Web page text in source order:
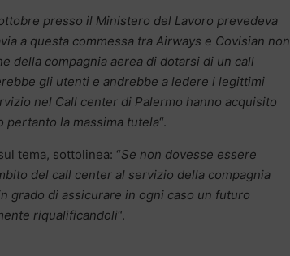
presso il Ministero del Lavoro prevedeva
a questa commessa tra Airways e Covisian non
della compagnia aerea di dotarsi di un call
gli utenti e andrebbe a ledere i legittimi
nel Call center di Palermo hanno acquisito
pertanto la massima tutela“.
tema, sottolinea: “Se non dovesse essere
del call center al servizio della compagnia
grado di assicurare in ogni caso un futuro
riqualificandoli“.